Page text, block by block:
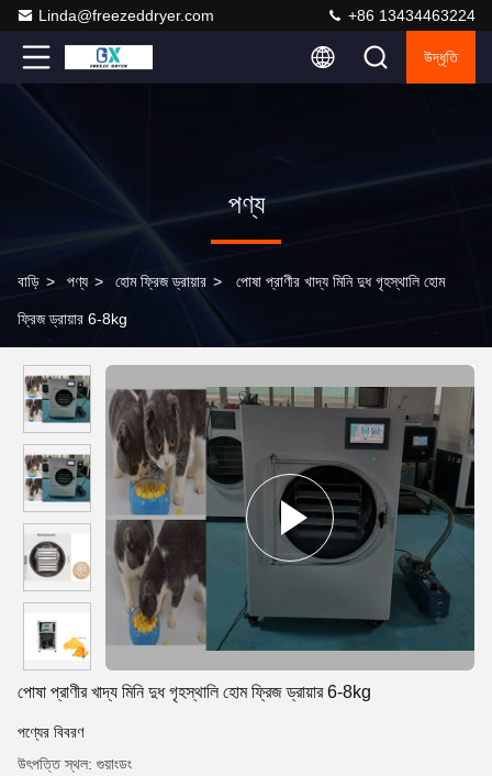
Linda@freezeddryer.com +86 13434463224
উদ্ধৃতি
পণ্য
বাড়ি > পণ্য > হোম ফ্রিজ ড্রায়ার > পোষা প্রাণীর খাদ্য মিনি দুধ গৃহস্থালি হোম
ফ্রিজ ড্রায়ার 6-8kg
পোষা প্রাণীর খাদ্য মিনি দুধ গৃহস্থালি হোম ফ্রিজ ড্রায়ার 6-8kg
পণ্যের বিবরণ
উৎপত্তি স্থল: গুয়াংডং